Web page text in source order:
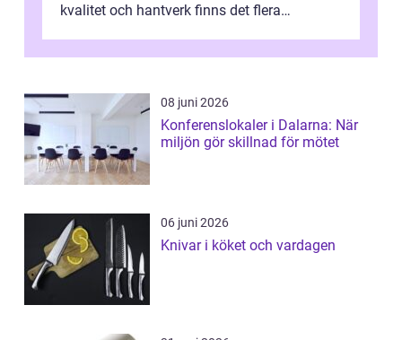
kvalitet och hantverk finns det flera
08 juni 2026
Konferenslokaler i Dalarna: När
miljön gör skillnad för mötet
06 juni 2026
Knivar i köket och vardagen